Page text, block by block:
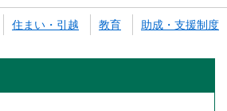
住まい・引越 教育 助成・支援制度